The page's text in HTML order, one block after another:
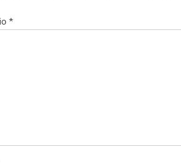
*